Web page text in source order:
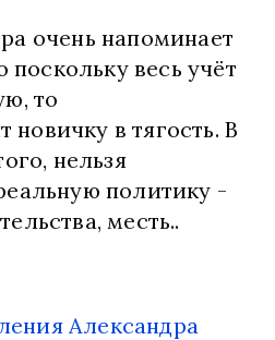
очень напоминает
весь учёт
то
в тягость. В
нельзя
политику -
месть..
Александра